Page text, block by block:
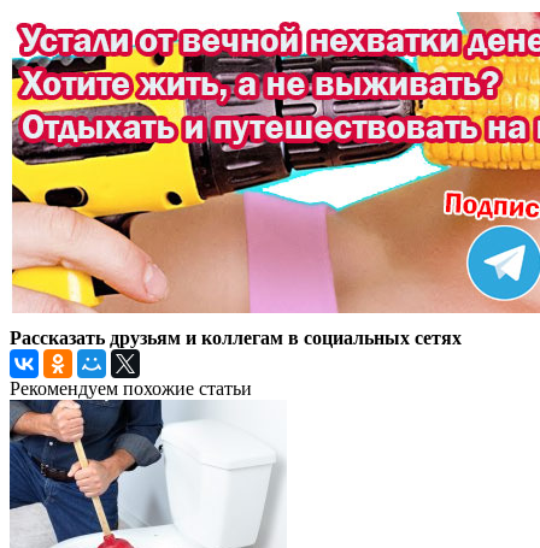
Рассказать друзьям и коллегам в социальных сетях
Рекомендуем похожие статьи